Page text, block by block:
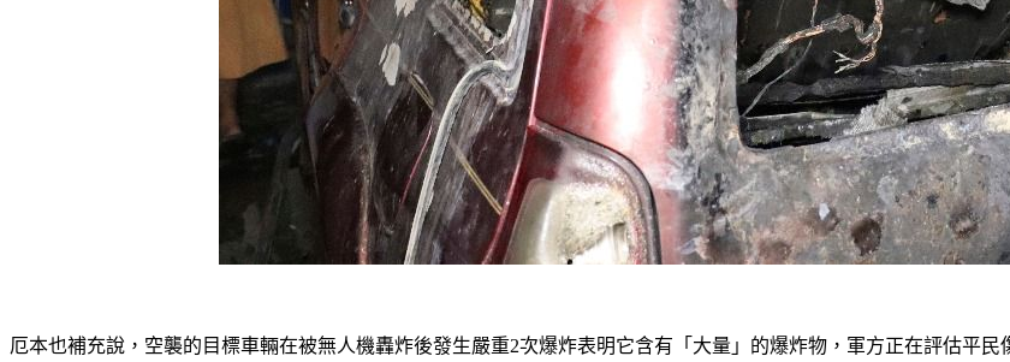
厄本也補充說，空襲的目標車輛在被無人機轟炸後發生嚴重2次爆炸表明它含有「大量」的爆炸物，軍方正在評估平